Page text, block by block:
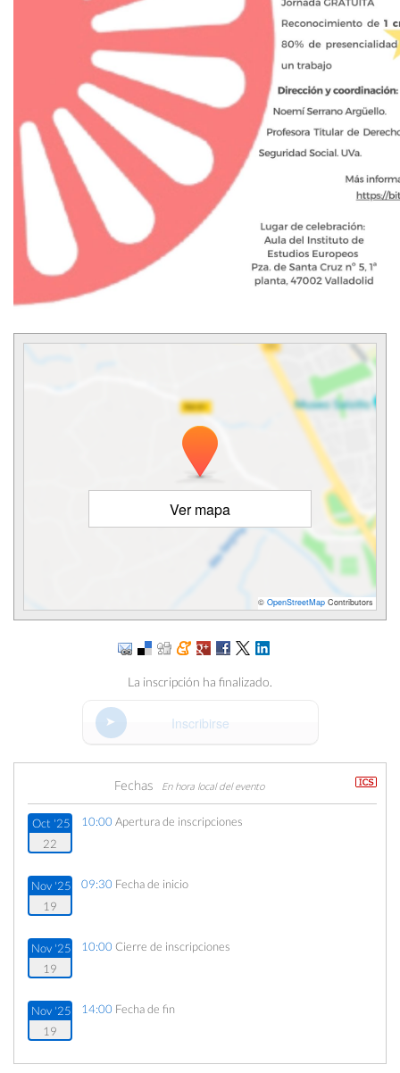
Ver mapa
© OpenStreetMap Contributors
La inscripción ha finalizado.
Inscribirse
Fechas En hora local del evento
Oct '25
22
10:00 Apertura de inscripciones
Nov '25
19
09:30 Fecha de inicio
Nov '25
19
10:00 Cierre de inscripciones
Nov '25
19
14:00 Fecha de fin